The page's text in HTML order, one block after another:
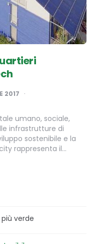
2017
umano, sociale,
infrastrutture di
sostenibile e la
rappresenta il…
verde